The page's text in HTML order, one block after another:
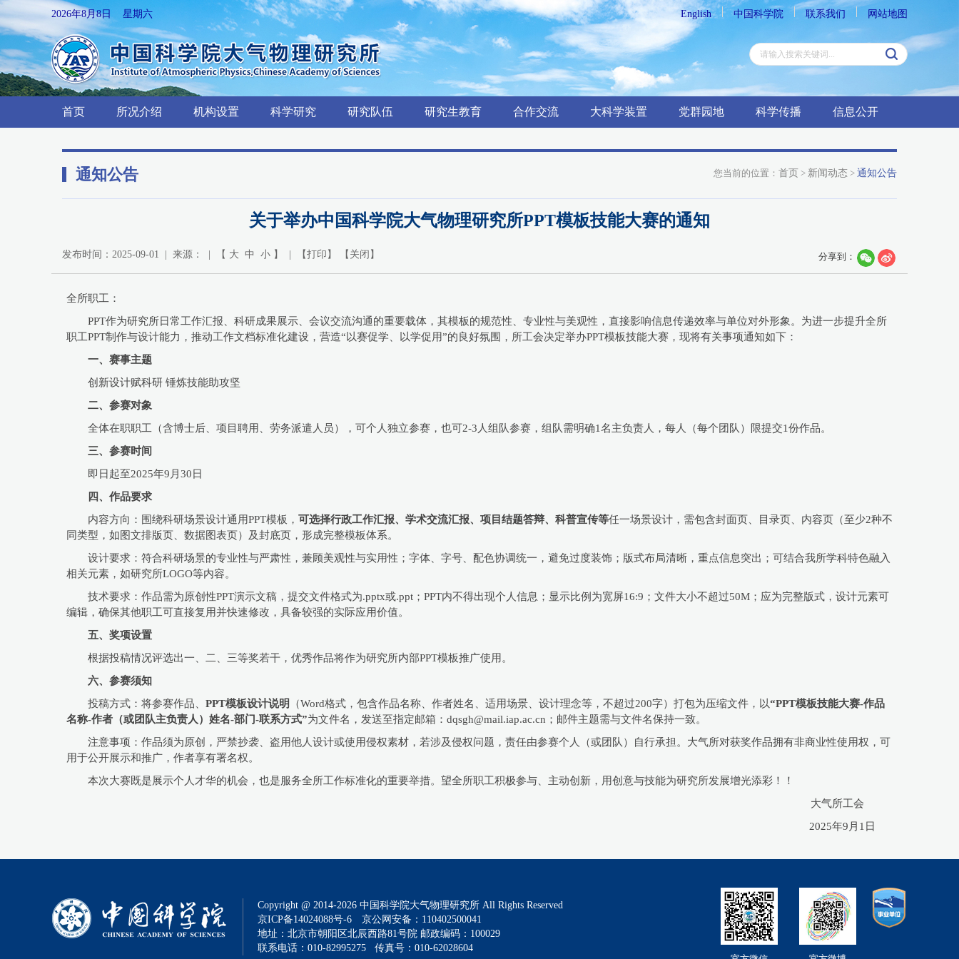
2026年8月8日 星期六 English 中国科学院 联系我们 网站地图
首页 所况介绍 机构设置 科学研究 研究队伍 研究生教育 合作交流 大科学装置 党群园地 科学传播 信息公开
通知公告 您当前的位置： 首页 > 新闻动态 > 通知公告
关于举办中国科学院大气物理研究所PPT模板技能大赛的通知
发布时间：2025-09-01 | 来源： | 【 大 中 小 】 | 【打印 】 【 关闭 】 分享到：
全所职工：
PPT作为研究所日常工作汇报、科研成果展示、会议交流沟通的重要载体，其模板的规范性、专业性与美观性，直接影响信息传递效率与单位对外形象。为进一步提升全所
职工PPT制作与设计能力，推动工作文档标准化建设，营造“以赛促学、以学促用”的良好氛围，所工会决定举办PPT模板技能大赛，现将有关事项通知如下：
一、赛事主题
创新设计赋科研 锤炼技能助攻坚
二、参赛对象
全体在职职工（含博士后、项目聘用、劳务派遣人员），可个人独立参赛，也可2-3人组队参赛，组队需明确1名主负责人，每人（每个团队）限提交1份作品。
三、参赛时间
即日起至2025年9月30日
四、作品要求
内容方向：围绕科研场景设计通用PPT模板， 可选择行政工作汇报、学术交流汇报、项目结题答辩、科普宣传等任一场景设计，需包含封面页、目录页、内容页（至少2种不
同类型，如图文排版页、数据图表页）及封底页，形成完整模板体系。
设计要求：符合科研场景的专业性与严肃性，兼顾美观性与实用性；字体、字号、配色协调统一，避免过度装饰；版式布局清晰，重点信息突出；可结合我所学科特色融入
相关元素，如研究所LOGO等内容。
技术要求：作品需为原创性PPT演示文稿，提交文件格式为.pptx或.ppt；PPT内不得出现个人信息；显示比例为宽屏16:9；文件大小不超过50M；应为完整版式，设计元素可
编辑，确保其他职工可直接复用并快速修改，具备较强的实际应用价值。
五、奖项设置
根据投稿情况评选出一、二、三等奖若干，优秀作品将作为研究所内部PPT模板推广使用。
六、参赛须知
投稿方式：将参赛作品、 PPT模板设计说明 （Word格式，包含作品名称、作者姓名、适用场景、设计理念等，不超过200字）打包为压缩文件，以“PPT模板技能大赛-作品
名称-作者（或团队主负责人）姓名-部门-联系方式”为文件名，发送至指定邮箱：dqsgh@mail.iap.ac.cn；邮件主题需与文件名保持一致。
注意事项：作品须为原创，严禁抄袭、盗用他人设计或使用侵权素材，若涉及侵权问题，责任由参赛个人（或团队）自行承担。大气所对获奖作品拥有非商业性使用权，可
用于公开展示和推广，作者享有署名权。
本次大赛既是展示个人才华的机会，也是服务全所工作标准化的重要举措。望全所职工积极参与、主动创新，用创意与技能为研究所发展增光添彩！！
大气所工会
2025年9月1日
Copyright @ 2014-2026 中国科学院大气物理研究所 All Rights Reserved
京ICP备14024088号-6
京公网安备：110402500041
地址：北京市朝阳区北辰西路81号院 邮政编码：100029
联系电话：010-82995275 传真号：010-62028604